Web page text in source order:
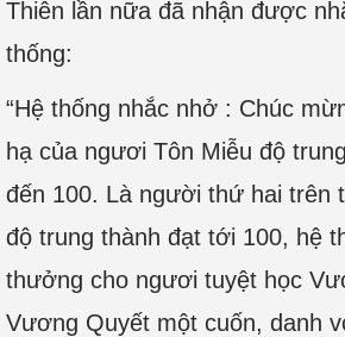
Thiên lần nữa đã nhận được
thống:
“Hệ thống nhắc nhở : Chúc
hạ của ngươi Tôn Miễu độ
đến 100. Là người thứ hai trên
độ trung thành đạt tới 100, hệ
thưởng cho ngươi tuyệt học
Vương Quyết một cuốn, danh